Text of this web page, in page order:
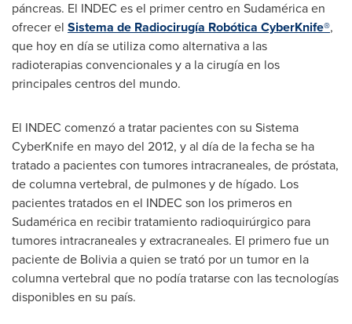
páncreas. El INDEC es el primer centro en Sudamérica en
ofrecer el Sistema de Radiocirugía Robótica CyberKnife®,
que hoy en día se utiliza como alternativa a las
radioterapias convencionales y a la cirugía en los
principales centros del mundo.
El INDEC comenzó a tratar pacientes con su Sistema
CyberKnife en mayo del 2012, y al día de la fecha se ha
tratado a pacientes con tumores intracraneales, de próstata,
de columna vertebral, de pulmones y de hígado. Los
pacientes tratados en el INDEC son los primeros en
Sudamérica en recibir tratamiento radioquirúrgico para
tumores intracraneales y extracraneales. El primero fue un
paciente de Boliviaa quien se trató por un tumor en la
columna vertebral que no podía tratarse con las tecnologías
disponibles en su país.